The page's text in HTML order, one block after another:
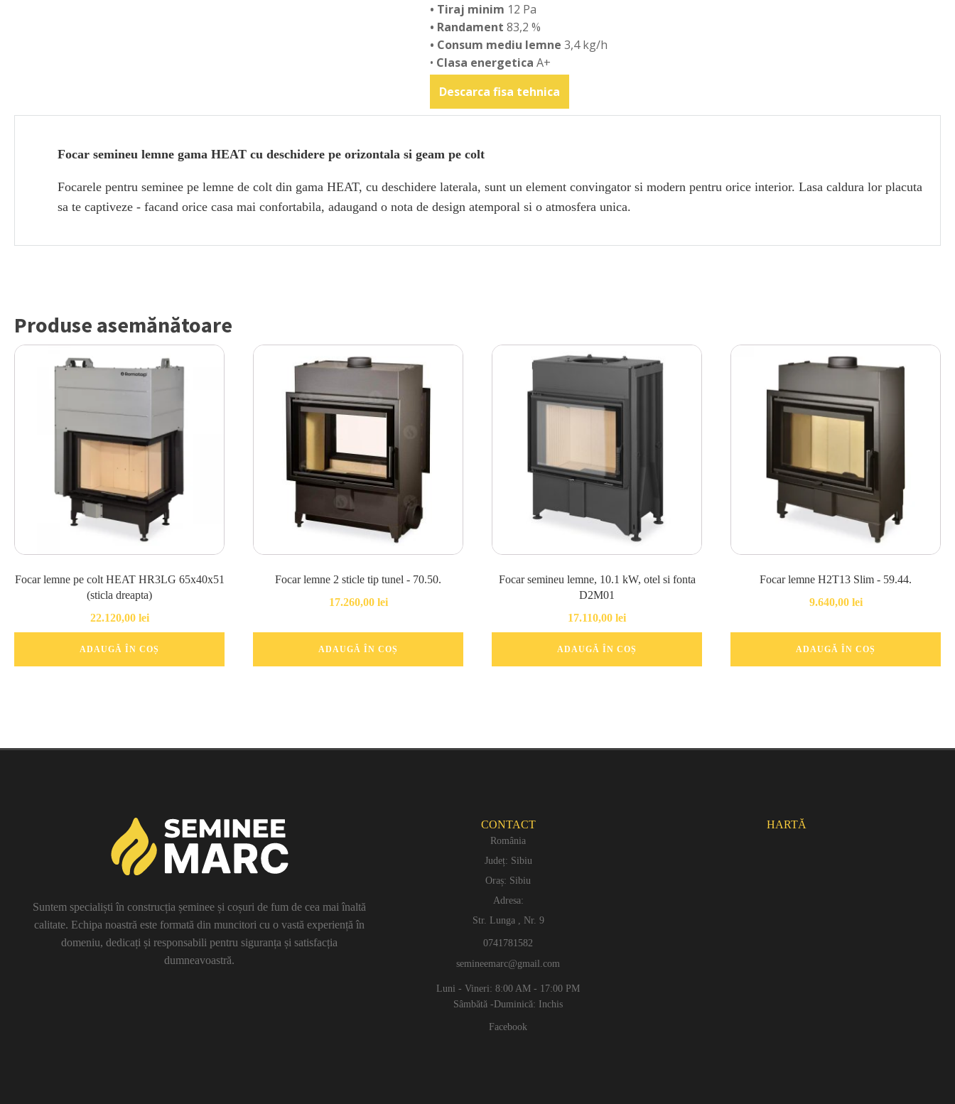
• Tiraj minim 12 Pa
• Randament 83,2 %
• Consum mediu lemne 3,4 kg/h
• Clasa energetica A+
Descarca fisa tehnica
Focar semineu lemne gama HEAT cu deschidere pe orizontala si geam pe colt
Focarele pentru seminee pe lemne de colt din gama HEAT, cu deschidere laterala, sunt un element convingator si modern pentru orice interior. Lasa caldura lor placuta
sa te captiveze - facand orice casa mai confortabila, adaugand o nota de design atemporal si o atmosfera unica.
Produse asemănătoare
Focar lemne pe colt HEAT HR3LG 65x40x51
(sticla dreapta)
22.120,00 lei
ADAUGĂ ÎN COȘ
Focar lemne 2 sticle tip tunel - 70.50.
17.260,00 lei
ADAUGĂ ÎN COȘ
Focar semineu lemne, 10.1 kW, otel si fonta
D2M01
17.110,00 lei
ADAUGĂ ÎN COȘ
Focar lemne H2T13 Slim - 59.44.
9.640,00 lei
ADAUGĂ ÎN COȘ
Suntem specialiști în construcția șeminee și coșuri de fum de cea mai înaltă
calitate. Echipa noastră este formată din muncitori cu o vastă experiență în
domeniu, dedicați și responsabili pentru siguranța și satisfacția
dumneavoastră.
CONTACT
România
Județ: Sibiu
Oraș: Sibiu
Adresa:
Str. Lunga , Nr. 9
0741781582
semineemarc@gmail.com
Luni - Vineri: 8:00 AM - 17:00 PM
Sâmbătă -Duminică: Inchis
Facebook
HARTĂ